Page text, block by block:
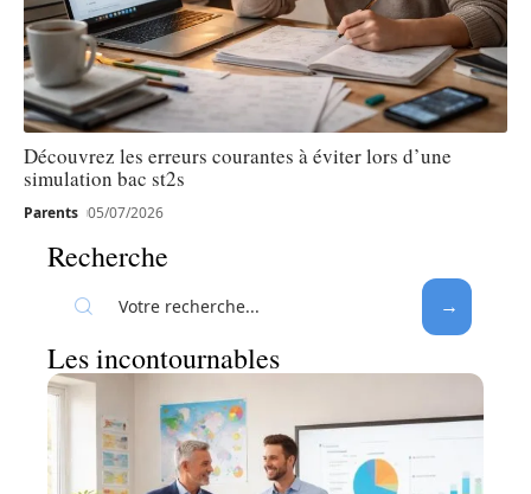
Découvrez les erreurs courantes à éviter lors d’une
simulation bac st2s
Parents 05/07/2026
Recherche
Les incontournables